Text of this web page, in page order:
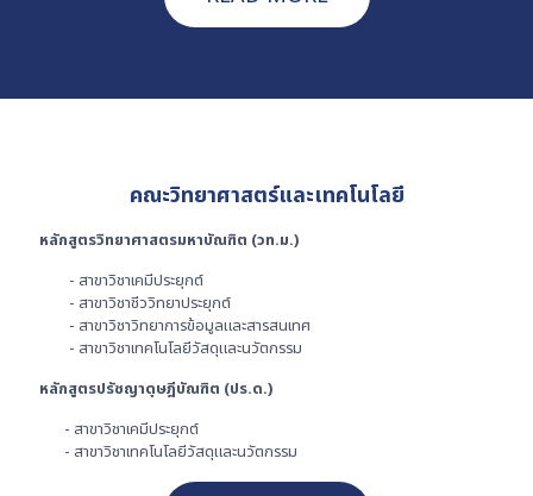
คณะวิทยาศาสตร์และเทคโนโลยี
หลักสูตรวิทยาศาสตรมหาบัณฑิต (วท.ม.)
- สาขาวิชาเคมีประยุกต์
- สาขาวิชาชีววิทยาประยุกต์
- สาขาวิชาวิทยาการข้อมูลและสารสนเทศ
- สาขาวิชาเทคโนโลยีวัสดุและนวัตกรรม
หลักสูตรปรัชญาดุษฎีบัณฑิต (ปร.ด.)
- สาขาวิชาเคมีประยุกต์
- สาขาวิชาเทคโนโลยีวัสดุและนวัตกรรม